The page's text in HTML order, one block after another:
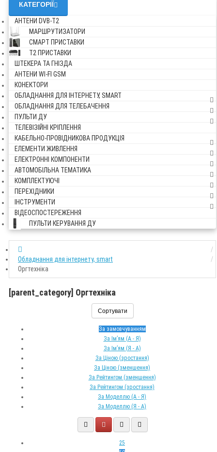
КАТЕГОРІЇ
АНТЕНИ DVB-Т2
МАРШРУТИЗАТОРИ
СМАРТ ПРИСТАВКИ
Т2 ПРИСТАВКИ
ШТЕКЕРА ТА ГНІЗДА
АНТЕНИ WI-FI GSM
КОНЕКТОРИ
ОБЛАДНАННЯ ДЛЯ ІНТЕРНЕТУ, SMART
ОБЛАДНАННЯ ДЛЯ ТЕЛЕБАЧЕННЯ
ПУЛЬТИ ДУ
ТЕЛЕВІЗІЙНІ КРІПЛЕННЯ
КАБЕЛЬНО-ПРОВІДНИКОВА ПРОДУКЦІЯ
ЕЛЕМЕНТИ ЖИВЛЕННЯ
ЕЛЕКТРОННІ КОМПОНЕНТИ
АВТОМОБІЛЬНА ТЕМАТИКА
КОМПЛЕКТУЮЧІ
ПЕРЕХІДНИКИ
ІНСТРУМЕНТИ
ВІДЕОСПОСТЕРЕЖЕННЯ
ПУЛЬТИ КЕРУВАННЯ ДУ
Обладнання для інтернету, smart
Оргтехніка
[parent_category] Оргтехніка
Сортувати
За замовчуванням
За Ім’ям (A - Я)
За Ім’ям (Я - A)
За Ціною (зростання)
За Ціною (зменшення)
За Рейтингом (зменшення)
За Рейтингом (зростання)
За Моделлю (A - Я)
За Моделлю (Я - A)
25